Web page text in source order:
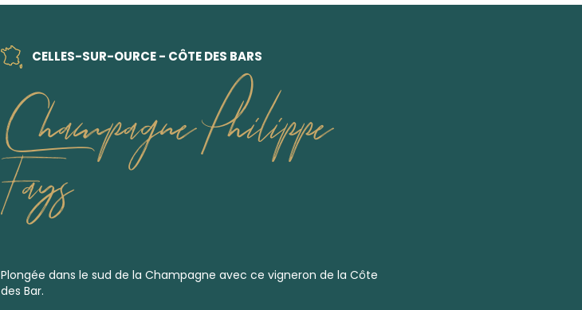
CELLES-SUR-OURCE - CÔTE DES BARS
Champagne Philippe
Fays
Plongée dans le sud de la Champagne avec ce vigneron de la Côte
des Bar.